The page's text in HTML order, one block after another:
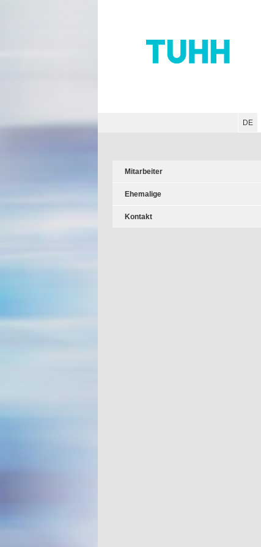
DE
Mitarbeiter
Ehemalige
Kontakt